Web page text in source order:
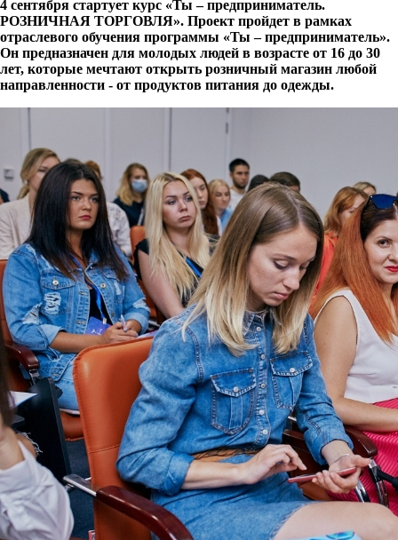
4 сентября стартует курс «Ты – предприниматель.
РОЗНИЧНАЯ ТОРГОВЛЯ». Проект пройдет в рамках
отраслевого обучения программы «Ты – предприниматель».
Он предназначен для молодых людей в возрасте от 16 до 30
лет, которые мечтают открыть розничный магазин любой
направленности - от продуктов питания до одежды.